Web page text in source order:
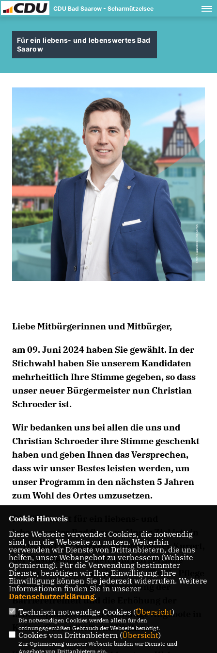
CDU Bad Saarow - Scharmützelsee
Für ein liebens- und lebenswertes Bad
Saarow
Liebe Mitbürgerinnen und Mitbürger,
am 09. Juni 2024 haben Sie gewählt. In der
Stichwahl haben Sie unserem Kandidaten
mehrheitlich Ihre Stimme gegeben, so dass
unser neuer Bürgermeister nun Christian
Schroeder ist.
Wir bedanken uns bei allen die uns und
Christian Schroeder ihre Stimme geschenkt
haben und geben Ihnen das Versprechen,
dass wir unser Bestes leisten werden, um
unser Programm in den nächsten 5 Jahren
zum Wohl des Ortes umzusetzen.
Die CDU steht für ein liebens- und
lebenswertes Bad Saarow. Unser Ziel ist ein
wirtschaftlich starker und gepflegter Kurort,
der Gastfreundlichkeit und Bürgernähe
vereinbart. Wir engagieren uns für die Pflege
unseres Grüns, die Verbesserung der
Barrierefreiheit und die Erhöhung der
Lebensqualität durch vielfältige Angebote in
Kultur, Gesundheit und Wellness.
Cookie Hinweis
Diese Webseite verwendet Cookies, die notwendig
sind, um die Webseite zu nutzen. Weiterhin
verwenden wir Dienste von Drittanbietern, die uns
helfen, unser Webangebot zu verbessern (Website-
Optmierung). Für die Verwendung bestimmter
Dienste, benötigen wir Ihre Einwilligung. Ihre
Einwilligung können Sie jederzeit widerrufen. Weitere
Informationen finden Sie in unserer
Datenschutzerklärung.
Technisch notwendige Cookies (Übersicht)
Die notwendigen Cookies werden allein für den
ordnungsgemäßen Gebrauch der Webseite benötigt.
Cookies von Drittanbietern (Übersicht)
Zur Optimierung unserer Webseite binden wir Dienste und
Angebote von Drittanbietern ein.